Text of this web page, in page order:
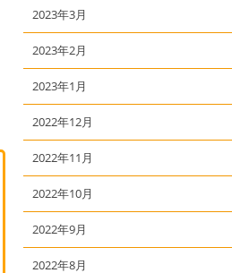
2023年3月
2023年2月
2023年1月
2022年12月
2022年11月
2022年10月
2022年9月
2022年8月